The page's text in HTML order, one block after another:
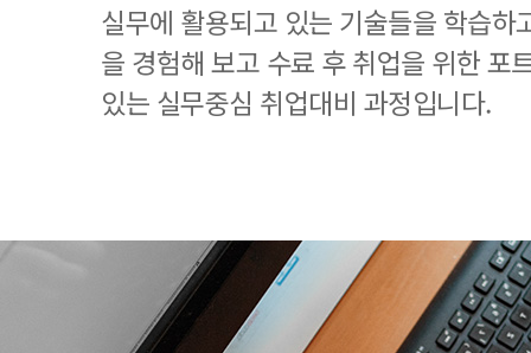
실무에 활용되고 있는 기술들을 학습하
을 경험해 보고 수료 후 취업을 위한 포
있는 실무중심 취업대비 과정입니다.